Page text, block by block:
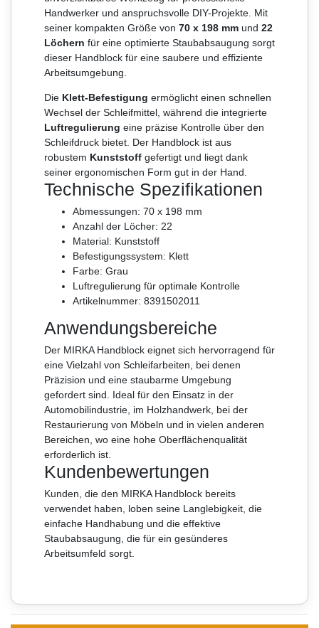
Handwerker und anspruchsvolle DIY-Projekte. Mit
seiner kompakten Größe von 70 x 198 mm und 22
Löchern für eine optimierte Staubabsaugung sorgt
dieser Handblock für eine saubere und effiziente
Arbeitsumgebung.
Die Klett-Befestigung ermöglicht einen schnellen
Wechsel der Schleifmittel, während die integrierte
Luftregulierung eine präzise Kontrolle über den
Schleifdruck bietet. Der Handblock ist aus
robustem Kunststoff gefertigt und liegt dank
seiner ergonomischen Form gut in der Hand.
Technische Spezifikationen
Abmessungen: 70 x 198 mm
Anzahl der Löcher: 22
Material: Kunststoff
Befestigungssystem: Klett
Farbe: Grau
Luftregulierung für optimale Kontrolle
Artikelnummer: 8391502011
Anwendungsbereiche
Der MIRKA Handblock eignet sich hervorragend für
eine Vielzahl von Schleifarbeiten, bei denen
Präzision und eine staubarme Umgebung
gefordert sind. Ideal für den Einsatz in der
Automobilindustrie, im Holzhandwerk, bei der
Restaurierung von Möbeln und in vielen anderen
Bereichen, wo eine hohe Oberflächenqualität
erforderlich ist.
Kundenbewertungen
Kunden, die den MIRKA Handblock bereits
verwendet haben, loben seine Langlebigkeit, die
einfache Handhabung und die effektive
Staubabsaugung, die für ein gesünderes
Arbeitsumfeld sorgt.